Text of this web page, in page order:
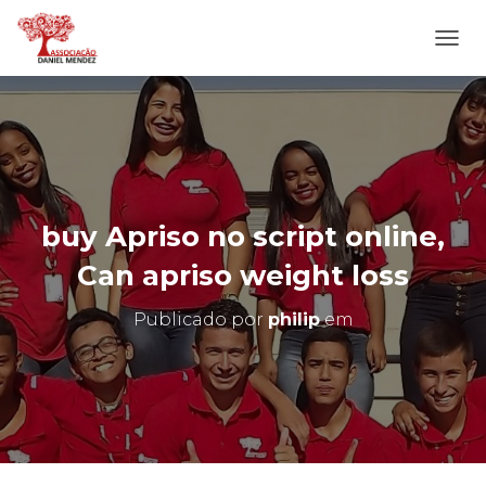
L
T
E
R
N
A
N
A
E
G
O
buy Apriso no script online,
Can apriso weight loss
Publicado por philipem